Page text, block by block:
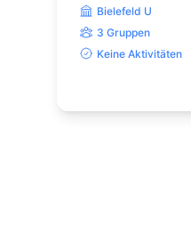
Bielefeld U
3 Gruppen
Keine Aktivitäten